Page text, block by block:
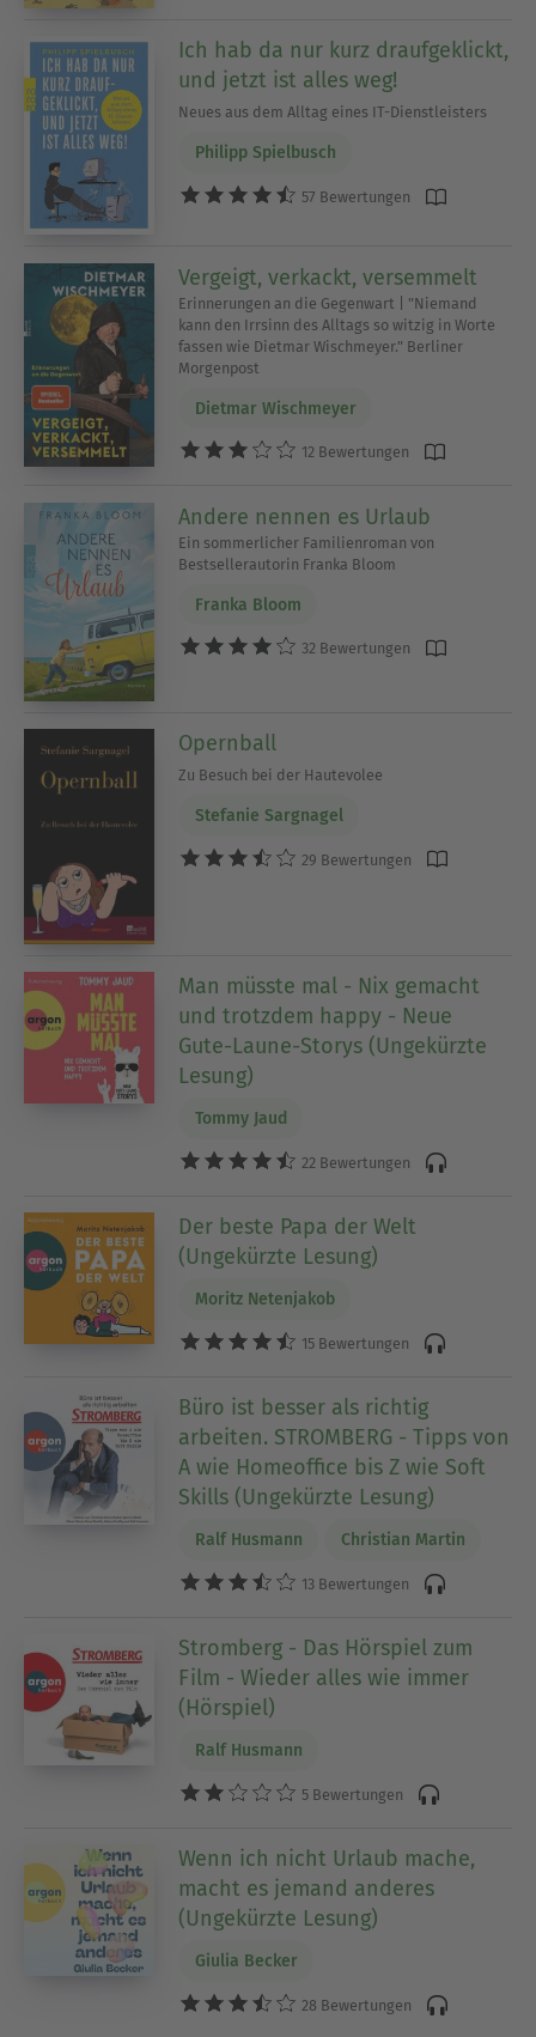
Ich hab da nur kurz draufgeklickt,
und jetzt ist alles weg!
Neues aus dem Alltag eines IT-Dienstleisters
Philipp Spielbusch
57 Bewertungen
Vergeigt, verkackt, versemmelt
Erinnerungen an die Gegenwart | "Niemand
kann den Irrsinn des Alltags so witzig in Worte
fassen wie Dietmar Wischmeyer." Berliner
Morgenpost
Dietmar Wischmeyer
12 Bewertungen
Andere nennen es Urlaub
Ein sommerlicher Familienroman von
Bestsellerautorin Franka Bloom
Franka Bloom
32 Bewertungen
Opernball
Zu Besuch bei der Hautevolee
Stefanie Sargnagel
29 Bewertungen
Man müsste mal - Nix gemacht
und trotzdem happy - Neue
Gute-Laune-Storys (Ungekürzte
Lesung)
Tommy Jaud
22 Bewertungen
Der beste Papa der Welt
(Ungekürzte Lesung)
Moritz Netenjakob
15 Bewertungen
Büro ist besser als richtig
arbeiten. STROMBERG - Tipps von
A wie Homeoffice bis Z wie Soft
Skills (Ungekürzte Lesung)
Ralf Husmann Christian Martin
13 Bewertungen
Stromberg - Das Hörspiel zum
Film - Wieder alles wie immer
(Hörspiel)
Ralf Husmann
5 Bewertungen
Wenn ich nicht Urlaub mache,
macht es jemand anderes
(Ungekürzte Lesung)
Giulia Becker
28 Bewertungen